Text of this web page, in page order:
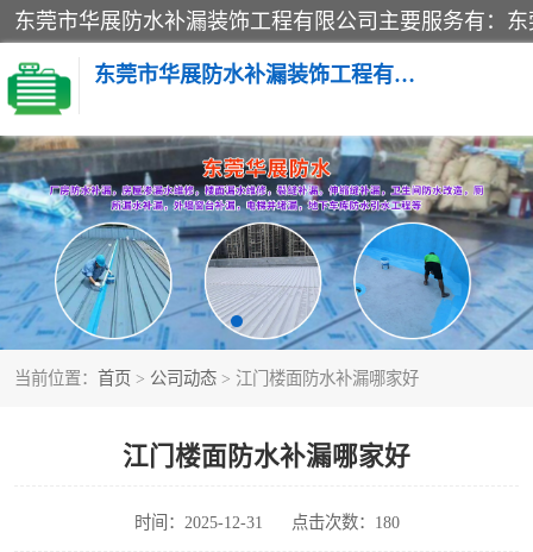
东莞市华展防水补漏装饰工程有限公司
当前位置： 首页 > 公司动态 > 江门楼面防水补漏哪家好
江门楼面防水补漏哪家好
时间：2025-12-31 点击次数：180
楼面防水补漏
阳台卫生间防水补漏
金属房搭建及补漏